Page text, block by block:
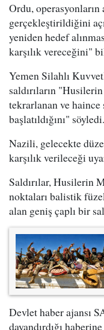
Ordu, operasyonların
gerçekleştirildiğini
yeniden hedef
karşılık vereceğini"
Yemen Silahlı
saldırıların
tekrarlanan ve haince
başlatıldığını" söyledi.
Nazili, gelecekte
karşılık verileceği
Saldırılar, Husilerin
noktaları balistik
alan geniş çaplı bir
Devlet haber ajansı
dayandırdığı